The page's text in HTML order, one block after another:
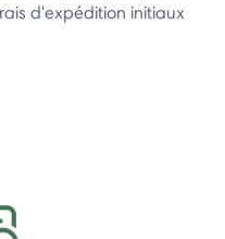
d'expédition initiaux